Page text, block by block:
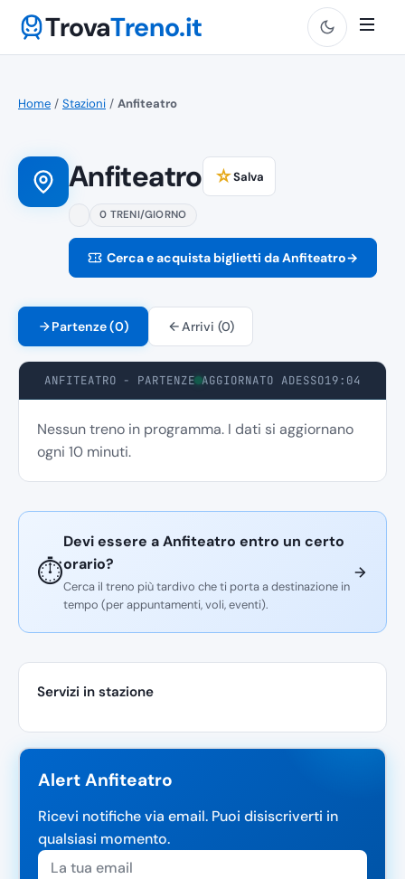
TrovaTreno.it
Home / Stazioni / Anfiteatro
Anfiteatro ☆Salva
0 TRENI/GIORNO
Cerca e acquista biglietti da Anfiteatro→
Partenze (0) Arrivi (0)
ANFITEATRO - PARTENZE AGGIORNATO ADESSO19:04
Nessun treno in programma. I dati si aggiornano
ogni 10 minuti.
⏱️
Devi essere a Anfiteatro entro un certo
orario?
Cerca il treno più tardivo che ti porta a destinazione in
tempo (per appuntamenti, voli, eventi).
Servizi in stazione
Alert Anfiteatro
Ricevi notifiche via email. Puoi disiscriverti in
qualsiasi momento.